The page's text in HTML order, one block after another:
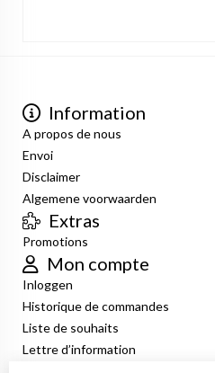
Information
A propos de nous
Envoi
Disclaimer
Algemene voorwaarden
Extras
Promotions
Mon compte
Inloggen
Historique de commandes
Liste de souhaits
Lettre d’information